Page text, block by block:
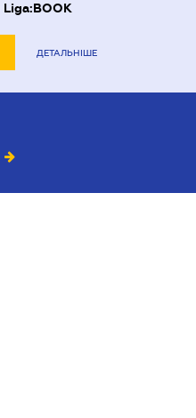
Liga:BOOK
ДЕТАЛЬНІШЕ